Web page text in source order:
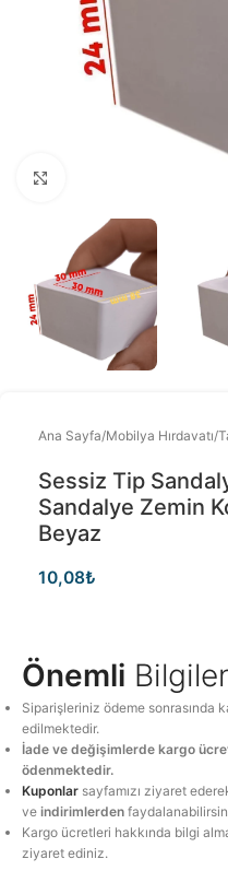
Ana Sayfa/Mobilya Hırdavatı/
Sessiz Tip
Sandalye Zemin
Beyaz
10,08₺
Önemli
Siparişleriniz ödeme sonrasında
edilmektedir.
İade ve değişimlerde kargo
ödenmektedir.
Kuponlar sayfamızı ziyaret
veindirimlerden
Kargo ücretleri hakkında bilgi
ziyaret ediniz.